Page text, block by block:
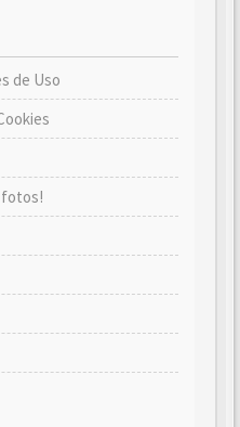
de Uso
fotos!